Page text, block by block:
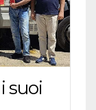
suoi